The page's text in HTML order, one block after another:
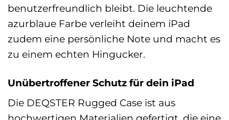
benutzerfreundlich bleibt. Die leuchtende
azurblaue Farbe verleiht deinem iPad
zudem eine persönliche Note und macht es
zu einem echten Hingucker.
Unübertroffener Schutz für dein iPad
Die DEQSTER Rugged Case ist aus